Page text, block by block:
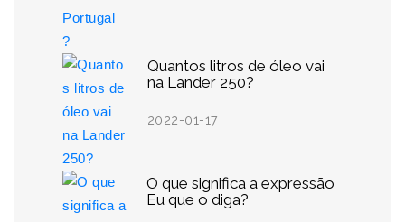
Quantos litros de óleo vai
na Lander 250?
2022-01-17
O que significa a expressão
Eu que o diga?